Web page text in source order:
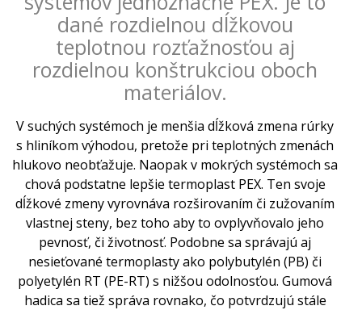
dané rozdielnou dĺžkovou
teplotnou rozťažnosťou aj
rozdielnou konštrukciou oboch
materiálov.
V suchých systémoch je menšia dĺžková zmena rúrky
s hliníkom výhodou, pretože pri teplotných zmenách
hlukovo neobťažuje. Naopak v mokrých systémoch sa
chová podstatne lepšie termoplast PEX. Ten svoje
dĺžkové zmeny vyrovnáva rozširovaním či zužovaním
vlastnej steny, bez toho aby to ovplyvňovalo jeho
pevnosť, či životnosť. Podobne sa správajú aj
nesieťované termoplasty ako polybutylén (PB) či
polyetylén RT (PE-RT) s nižšou odolnosťou. Gumová
hadica sa tiež správa rovnako, čo potvrdzujú stále